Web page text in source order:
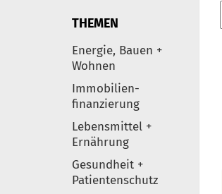
Elemente
THEMEN
Energie, Bauen +
Wohnen
Immobilien-
finanzierung
Lebensmittel +
Ernährung
Gesundheit +
Patientenschutz